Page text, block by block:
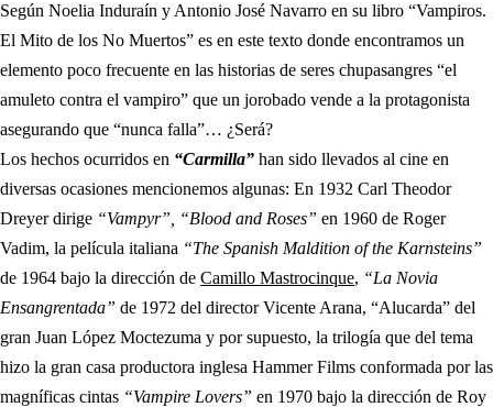
Según Noelia Induraín y Antonio José Navarro en su libro “Vampiros.
El Mito de los No Muertos” es en este texto donde encontramos un
elemento poco frecuente en las historias de seres chupasangres “el
amuleto contra el vampiro” que un jorobado vende a la protagonista
asegurando que “nunca falla”… ¿Será?
Los hechos ocurridos en “Carmilla” han sido llevados al cine en
diversas ocasiones mencionemos algunas: En 1932 Carl Theodor
Dreyer dirige “Vampyr”, “Blood and Roses” en 1960 de Roger
Vadim, la película italiana “The Spanish Maldition of the Karnsteins”
de 1964 bajo la dirección de Camillo Mastrocinque(abre en nueva
, “La Novia
Ensangrentada” de 1972 del director Vicente Arana, “Alucarda” del
gran Juan López Moctezuma y por supuesto, la trilogía que del tema
hizo la gran casa productora inglesa Hammer Films conformada por las
magníficas cintas “Vampire Lovers” en 1970 bajo la dirección de Roy